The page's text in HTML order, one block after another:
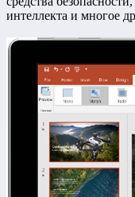
интеллекта и многое